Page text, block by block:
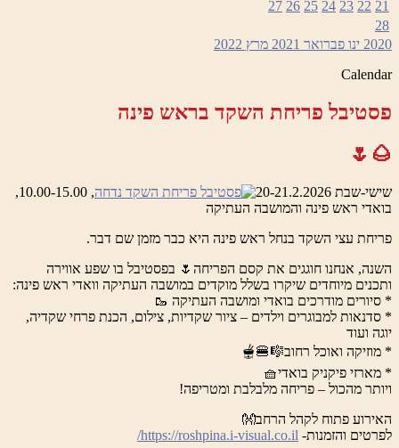
21
22
23
24
25
26
27
28
2020 ינו פברואר 2021 מרץ 2022
Calendar
פסטיבל פריחת השקד בראש פינה
🌰🌷
שישי-שבת 20-21.2.2026
, 10.00-15.00,
בואדי ראש פינה והמושבה העתיקה
פריחת עצי השקד בנחל ראש פינה היא כבר מזמן שם דבר.
השנה, אנחנו חוגגים את קסם הפריחה🌷 בפסטיבל בו שפע אווירה
ותכנים מיוחדים שיקרו בשלל מוקדים במושבה העתיקה וואדי ראש פינה:
* סיורים מודרכים בואדי ומושבה העתיקה 🥾
* סדנאות למבוגרים וילדים – ציור שקדיות, צילום, הכנת פרחי שקדיה,
יוגה ועוד
* מוזיקה ואוכל רחוב🎼🍔🫕
* מארזי פיקניק בואדי🧺
ויותר מהכול – פריחה מלבלבת ומטריפה!
האירוע פתוח לקהל הרחב👐
לפרטים והזמנות- https://roshpina.i-visual.co.il/